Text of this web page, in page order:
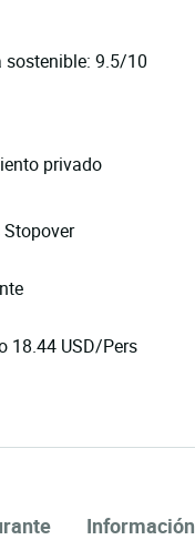
sostenible: 9.5/10
privado
18.44 USD/Pers
Información